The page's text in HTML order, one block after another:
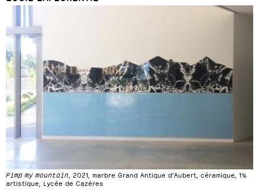
Pimp my mountain, 2021, marbre Grand Antique d’Aubert, céramique, 1%
artistique, Lycée de Cazères